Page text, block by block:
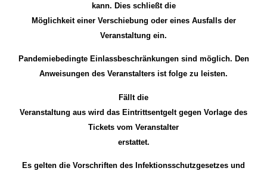
kann. Dies schließt die
Möglichkeit einer Verschiebung oder eines Ausfalls der
Veranstaltung ein.
Pandemiebedingte Einlassbeschränkungen sind möglich. Den
Anweisungen des Veranstalters ist folge zu leisten.
Fällt die
Veranstaltung aus wird das Eintrittsentgelt gegen Vorlage des
Tickets vom Veranstalter
erstattet.
Es gelten die Vorschriften des Infektionsschutzgesetzes und